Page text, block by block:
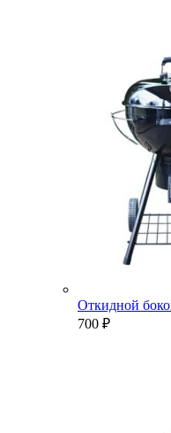
Откидной
700 ₽